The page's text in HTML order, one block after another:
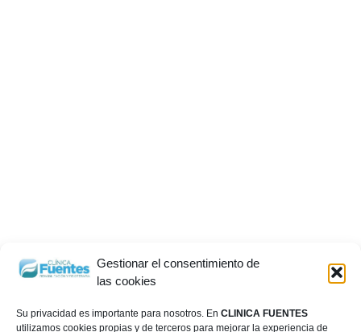
Gestionar el consentimiento de
las cookies
Su privacidad es importante para nosotros. En CLINICA FUENTES
utilizamos cookies propias y de terceros para mejorar la experiencia de